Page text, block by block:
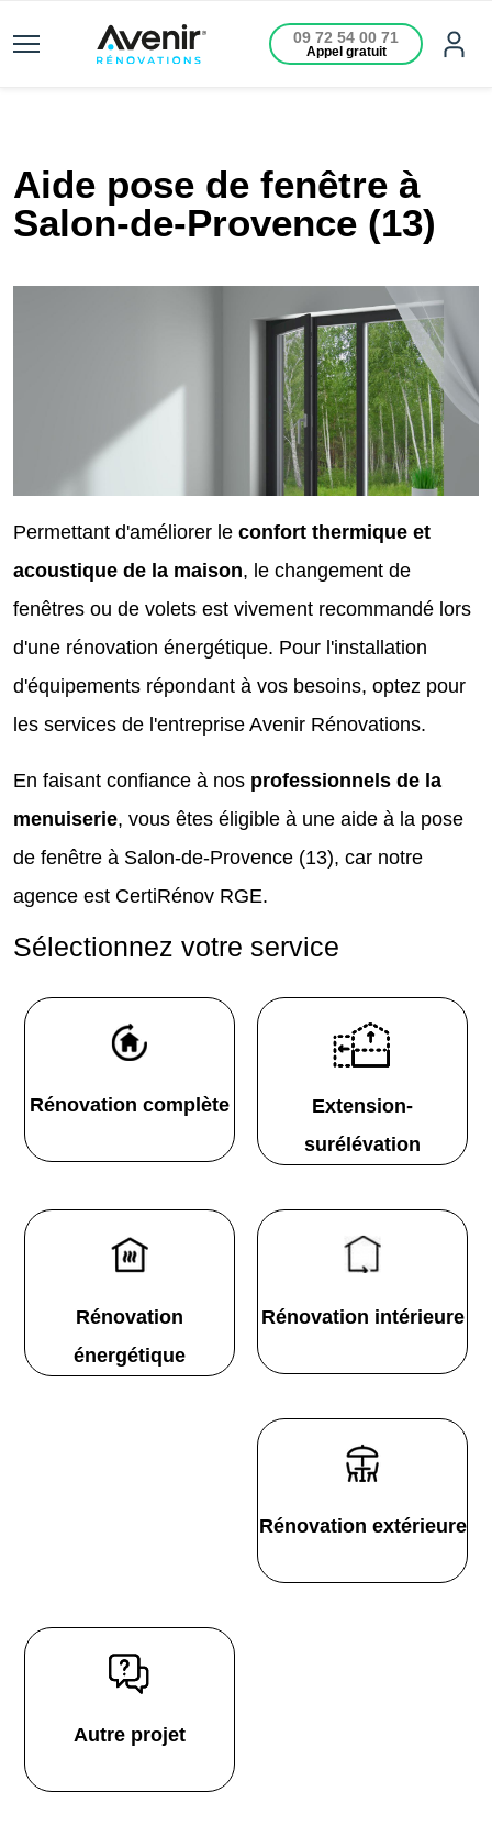
09 72 54 00 71
Appel gratuit
Aide pose de fenêtre à
Salon-de-Provence (13)
Permettant d'améliorer le confort thermique et
acoustique de la maison, le changement de
fenêtres ou de volets est vivement recommandé lors
d'une rénovation énergétique. Pour l'installation
d'équipements répondant à vos besoins, optez pour
les services de l'entreprise Avenir Rénovations.
En faisant confiance à nos professionnels de la
menuiserie, vous êtes éligible à une aide à la pose
de fenêtre à Salon-de-Provence (13), car notre
agence est CertiRénov RGE.
Sélectionnez votre service
Rénovation complète
Extension-
surélévation
Rénovation
énergétique
Rénovation intérieure
Rénovation extérieure
Autre projet